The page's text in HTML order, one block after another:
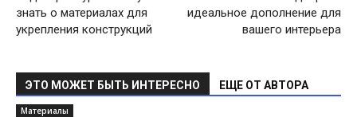
знать о материалах для
укрепления конструкций
идеальное дополнение для
вашего интерьера
ЭТО МОЖЕТ БЫТЬ ИНТЕРЕСНО ЕЩЕ ОТ АВТОРА
Материалы